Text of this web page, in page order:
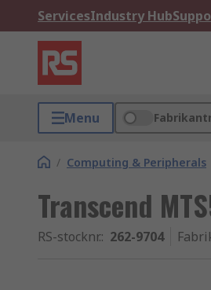
ServicesIndustry Hub
Menu
/ Computing & Peripherals
Transcend
RS-stocknr.: 262-9704